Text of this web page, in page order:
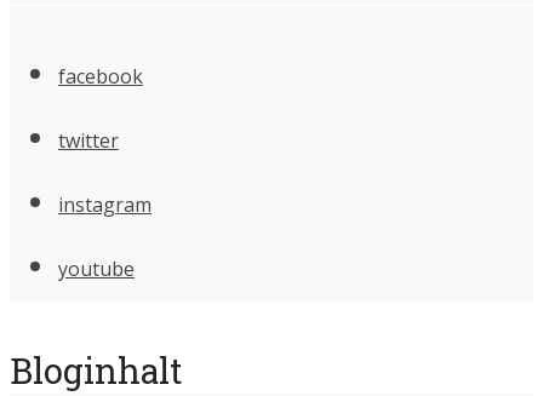
facebook
twitter
instagram
youtube
Bloginhalt